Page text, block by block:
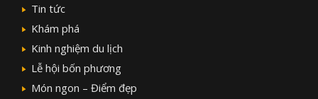
Tin tức
Khám phá
Kinh nghiệm du lịch
Lễ hội bốn phương
Món ngon – Điểm đẹp